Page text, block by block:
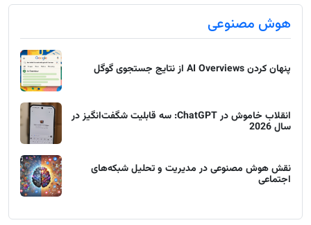
هوش مصنوعی
پنهان کردن AI Overviews از نتایج جستجوی گوگل
انقلاب خاموش در ChatGPT: سه قابلیت شگفت‌انگیز در
سال 2026
نقش هوش مصنوعی در مدیریت و تحلیل شبکه‌های
اجتماعی